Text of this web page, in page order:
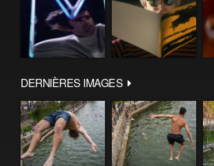
DERNIÈRES IMAGES